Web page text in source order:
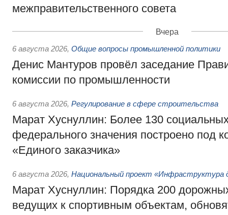
межправительственного совета
Вчера
6 августа 2026, Общие вопросы промышленной политики
Денис Мантуров провёл заседание
комиссии по промышленности
6 августа 2026, Регулирование в сфере строительства
Марат Хуснуллин: Более 130
федерального значения построено под
«Единого заказчика»
6 августа 2026, Национальный проект «Инфраструктура
Марат Хуснуллин: Порядка 200
ведущих к спортивным объектам,